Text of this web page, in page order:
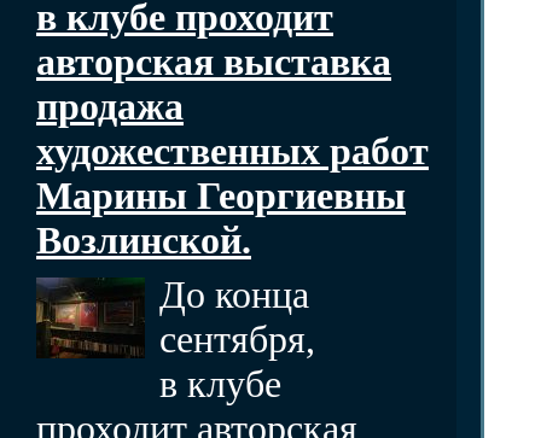
в клубе проходит
авторская выставка
продажа
художественных работ
Марины Георгиевны
Возлинской.
До конца
сентября,
в клубе
проходит авторская